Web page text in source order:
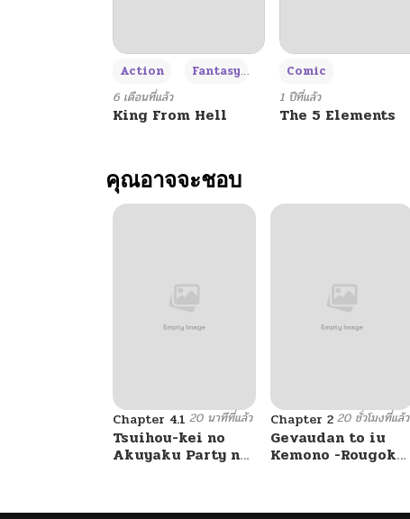
ตอนที่ 65
ตอนที่ 64
ตอนที่ 62
ตอนที่ 58
Action Fantasy
6 เดือนที่แล้ว
King From Hell
Comic
1 ปีที่แล้ว
The 5 Elements
คุณอาจจะชอบ
Chapter 4.1 20 นาทีที่แล้ว
Tsuihou-kei no
Akuyaku Party no
Chapter 2 20 ชั่วโมงที่แล้ว
Gevaudan to iu
Kemono -Rougoku